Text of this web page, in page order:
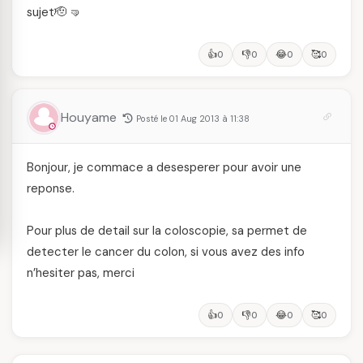
sujet🫡 🤜
👍0 👎0 😂0 🥰0
Houyame Posté le 01 Aug 2013 à 11:38
Bonjour, je commace a desesperer pour avoir une
reponse.
Pour plus de detail sur la coloscopie, sa permet de
detecter le cancer du colon, si vous avez des info
n’hesiter pas, merci
👍0 👎0 😂0 🥰0